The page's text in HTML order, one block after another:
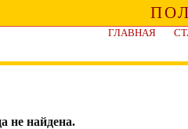
ГЛАВНАЯ
не найдена.